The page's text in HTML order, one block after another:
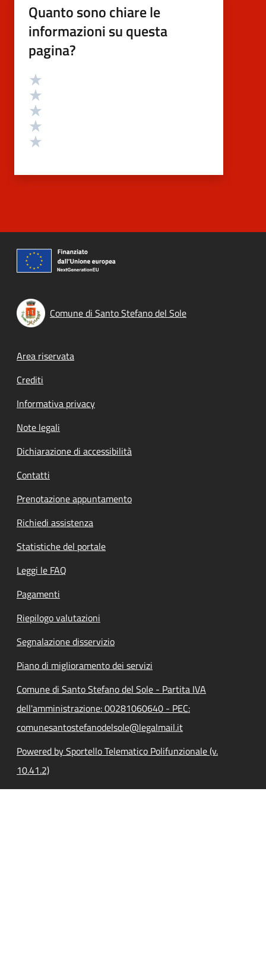
Quanto sono chiare le
informazioni su questa
pagina?
Valutazione
Comune di Santo Stefano del Sole
Footer menu
Area riservata
Crediti
Informativa privacy
Note legali
Dichiarazione di accessibilità
Contatti
Prenotazione appuntamento
Richiedi assistenza
Statistiche del portale
Leggi le FAQ
Pagamenti
Riepilogo valutazioni
Segnalazione disservizio
Piano di miglioramento dei servizi
Comune di Santo Stefano del Sole - Partita IVA
dell'amministrazione: 00281060640 - PEC:
comunesantostefanodelsole@legalmail.it
Powered by Sportello Telematico Polifunzionale (v.
10.41.2)